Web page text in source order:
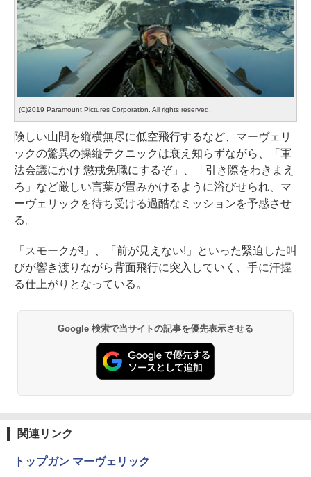
(C)2019 Paramount Pictures Corporation. All rights reserved.
険しい山間を縦横無尽に低空飛行するなど、マーヴェリ
ックの驚異の操縦テクニックは衰え知らずながら、「軍
法会議にかけ 懲戒免職にするぞ」、「引き際をわきまえ
ろ」など厳しい言葉が畳みかけるように浴びせられ、マ
ーヴェリックを待ち受ける過酷なミッションを予感させ
る。
「スモークが!」、「前が見えない!」といった緊迫した叫
びが響き渡りながら背面飛行に突入していく、手に汗握
る仕上がりとなっている。
Google 検索で当サイトの記事を優先表示させる
関連リンク
トップガン マーヴェリック